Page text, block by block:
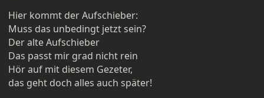
Hier kommt der Aufschieber:
Muss das unbedingt jetzt sein?
Der alte Aufschieber
Das passt mir grad nicht rein
Hör auf mit diesem Gezeter,
das geht doch alles auch später!